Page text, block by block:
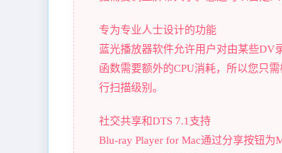
专为专业人士设计的功能
蓝光播放器软件允许用户对由某些DV
函数需要额外的CPU消耗，所以您只
行扫描级别。
社交共享和DTS 7.1支持
Blu-ray Player for Mac通过分享按钮